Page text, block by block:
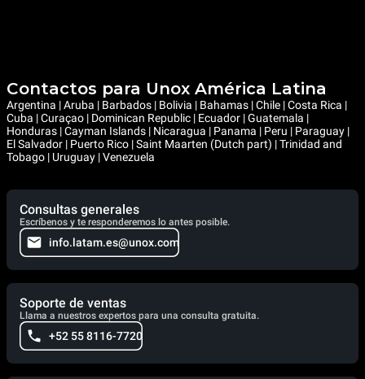
Contactos para Unox América Latina
Argentina | Aruba | Barbados | Bolivia | Bahamas | Chile | Costa Rica |
Cuba | Curaçao | Dominican Republic | Ecuador | Guatemala |
Honduras | Cayman Islands | Nicaragua | Panama | Peru | Paraguay |
El Salvador | Puerto Rico | Saint Maarten (Dutch part) | Trinidad and
Tobago | Uruguay | Venezuela
Consultas generales
Escríbenos y te responderemos lo antes posible.
info.latam.es@unox.com
Soporte de ventas
Llama a nuestros expertos para una consulta gratuita.
+52 55 8116-7720